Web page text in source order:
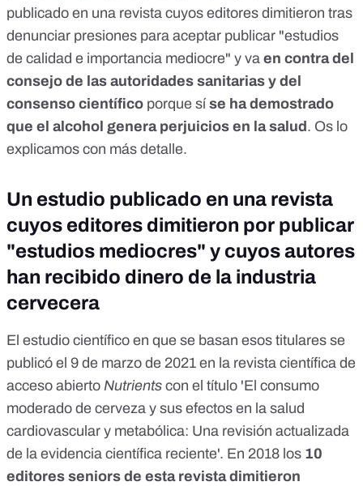
publicado en una revista cuyos editores dimitieron tras
denunciar presiones para aceptar publicar "estudios
de calidad e importancia mediocre" y va en contra del
consejo de las autoridades sanitarias y del
consenso científico porque síse ha demostrado
que el alcohol genera perjuicios en la salud . Os lo
explicamos con más detalle.
Un estudio publicado en una revista
cuyos editores dimitieron por publicar
"estudios mediocres" y cuyos autores
han recibido dinero de la industria
cervecera
El estudio científico en que se basan esos titulares se
publicó el 9 de marzo de 2021 en la revista científica de
acceso abierto Nutrients con el título 'El consumo
moderado de cerveza y sus efectos en la salud
cardiovascular y metabólica: Una revisión actualizada
de la evidencia científica reciente'. En 2018 los 10
editores seniors de esta revista dimitieron